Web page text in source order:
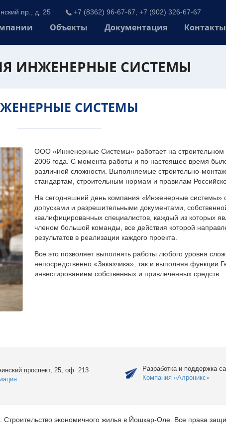
пр., д. 25 +7 (8362) 96-67-67, +7 (902) 326-67-67
Объекты Документация Контакты
ИНЖЕНЕРНЫЕ СИСТЕМЫ
СИСТЕМЫ
ООО «Инженерные Системы» работает на
2006 года. С момента работы и по настоящее время
различной сложности. Выполняемые строительно-
стандартам, строительным нормам и правилам
На сегодняшний день компания «Инженерные системы»
допусками и разрешительными документами,
квалифицированных специалистов, каждый из которых
членом большой команды, все действия которой
результатов в реализации каждого проекта.
Все это позволяет выполнять работы любого уровня
непосредственно «Заказчика», так и выполняя функции
инвестированием собственных и привлеченных средств.
проспект, 25, оф. 213
Разработка и поддержка
Компания «Алроникс»
экономичного жилья в Йошкар-Оле. Все права